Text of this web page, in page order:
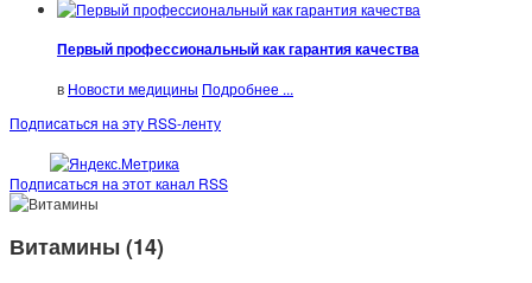
Первый профессиональный как гарантия качества
в Новости медицины Подробнее ...
Подписаться на эту RSS-ленту
Подписаться на этот канал RSS
Витамины (14)